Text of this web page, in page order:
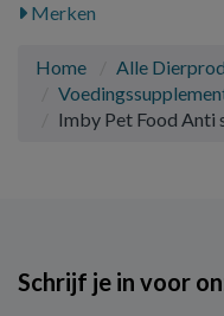
Merken
Home
Alle
Imby Pet Food Anti
Schrijf je in voor